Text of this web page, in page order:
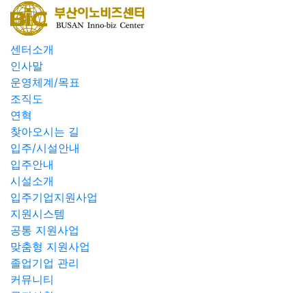
센터소개
인사말
운영체계/목표
조직도
연혁
찾아오시는 길
입주/시설안내
입주안내
시설소개
입주기업지원사업
지원시스템
공통 지원사업
맞춤형 지원사업
졸업기업 관리
커뮤니티